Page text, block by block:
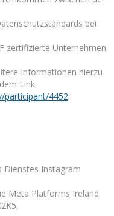
bei
zertifizierte Unternehmen
Informationen hierzu
Link:
participant/4452.
Dienstes Instagram
Meta Platforms Ireland